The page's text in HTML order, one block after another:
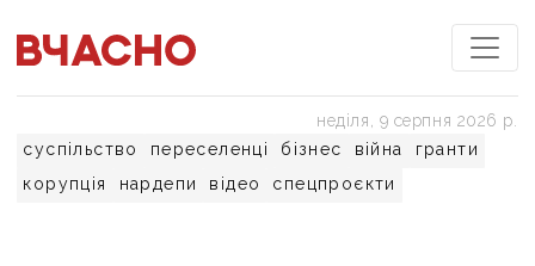
суспільство переселенці бізнес війна
гранти
корупція
нардепи відео спецпроєкти
неділя, 9 серпня 2026 р.